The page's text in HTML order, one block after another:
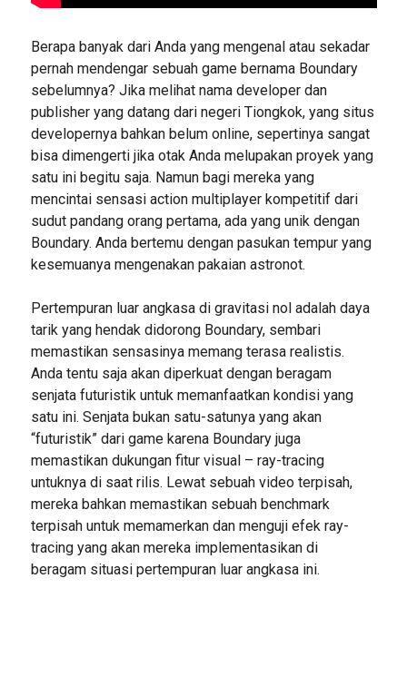
Berapa banyak dari Anda yang mengenal atau sekadar
pernah mendengar sebuah game bernama Boundary
sebelumnya? Jika melihat nama developer dan
publisher yang datang dari negeri Tiongkok, yang situs
developernya bahkan belum online, sepertinya sangat
bisa dimengerti jika otak Anda melupakan proyek yang
satu ini begitu saja. Namun bagi mereka yang
mencintai sensasi action multiplayer kompetitif dari
sudut pandang orang pertama, ada yang unik dengan
Boundary. Anda bertemu dengan pasukan tempur yang
kesemuanya mengenakan pakaian astronot.
Pertempuran luar angkasa di gravitasi nol adalah daya
tarik yang hendak didorong Boundary, sembari
memastikan sensasinya memang terasa realistis.
Anda tentu saja akan diperkuat dengan beragam
senjata futuristik untuk memanfaatkan kondisi yang
satu ini. Senjata bukan satu-satunya yang akan
“futuristik” dari game karena Boundary juga
memastikan dukungan fitur visual – ray-tracing
untuknya di saat rilis. Lewat sebuah video terpisah,
mereka bahkan memastikan sebuah benchmark
terpisah untuk memamerkan dan menguji efek ray-
tracing yang akan mereka implementasikan di
beragam situasi pertempuran luar angkasa ini.